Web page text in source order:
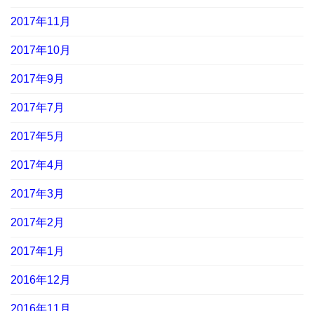
2017年11月
2017年10月
2017年9月
2017年7月
2017年5月
2017年4月
2017年3月
2017年2月
2017年1月
2016年12月
2016年11月